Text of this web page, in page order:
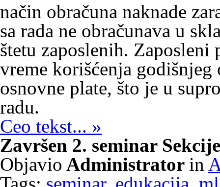
način obračuna naknade
sa rada ne obračunava u
štetu zaposlenih. Zaposleni
vreme korišćenja
osnovne plate, što je u
radu.
Ceo tekst... »
Završen 2. seminar
Objavio Administrator in